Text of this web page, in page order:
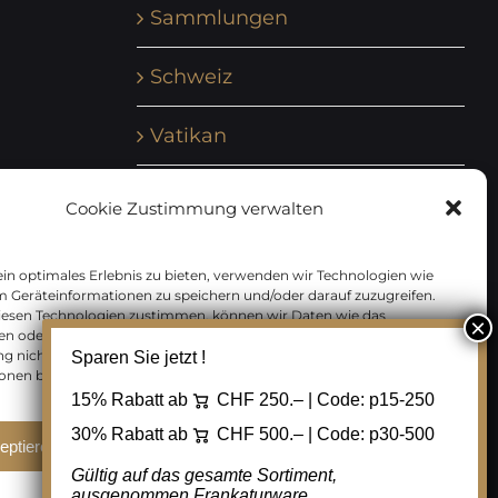
Cookie Zustimmung verwalten
optimales Erlebnis zu bieten, verwenden wir Technologien wie
Geräteinformationen zu speichern und/oder darauf zuzugreifen.
Technologien zustimmen, können wir Daten wie das
oder eindeutige IDs auf dieser Website verarbeiten. Wenn Sie Ihre
nicht erteilen oder zurückziehen, können bestimmte Merkmale
beeinträchtigt werden.
Ablehnen Cookie Einstellungen
Sammlungen
Schweiz
Vatikan
Zensurbelege Österreich
Zensurbelege Schweiz
Sparen Sie jetzt !
15% Rabatt ab CHF 250.– | Code: p15-250
30% Rabatt ab
CHF 500.– | Code: p30-500
Gültig auf das gesamte Sortiment,